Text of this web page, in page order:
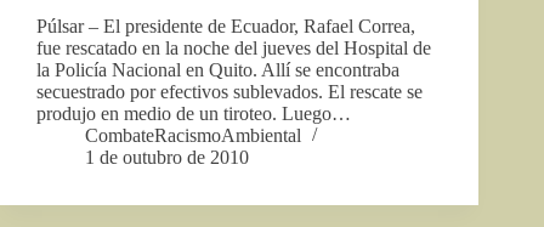
Púlsar – El presidente de Ecuador, Rafael Correa,
fue rescatado en la noche del jueves del Hospital de
la Policía Nacional en Quito. Allí se encontraba
secuestrado por efectivos sublevados. El rescate se
produjo en medio de un tiroteo. Luego…
CombateRacismoAmbiental
1 de outubro de 2010